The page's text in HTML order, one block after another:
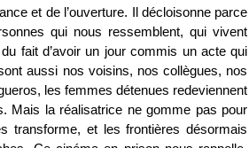
et de l’ouverture. Il décloisonne parce
qui nous ressemblent, qui vivent
fait d’avoir un jour commis un acte qui
aussi nos voisins, nos collègues, nos
les femmes détenues redeviennent
Mais la réalisatrice ne gomme pas pour
transforme, et les frontières désormais